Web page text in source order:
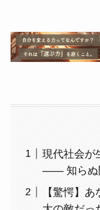
現代社会が
―― 知らぬ
【驚愕】